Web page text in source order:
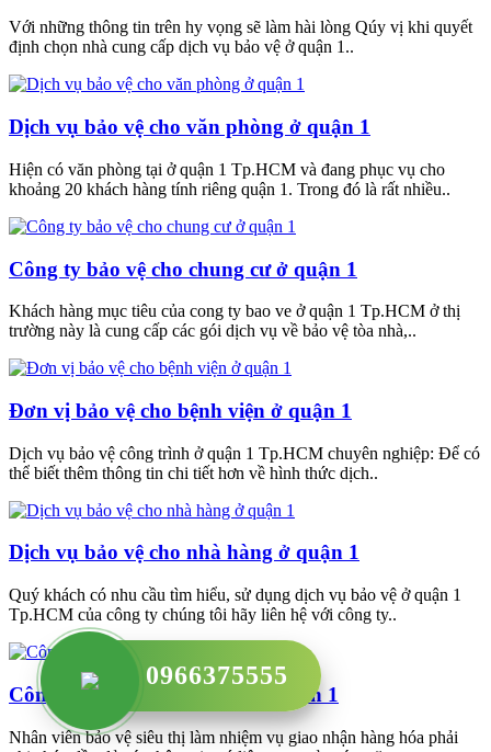
Với những thông tin trên hy vọng sẽ làm hài lòng Qúy vị khi quyết
định chọn nhà cung cấp dịch vụ bảo vệ ở quận 1..
Dịch vụ bảo vệ cho văn phòng ở quận 1
Hiện có văn phòng tại ở quận 1 Tp.HCM và đang phục vụ cho
khoảng 20 khách hàng tính riêng quận 1. Trong đó là rất nhiều..
Công ty bảo vệ cho chung cư ở quận 1
Khách hàng mục tiêu của cong ty bao ve ở quận 1 Tp.HCM ở thị
trường này là cung cấp các gói dịch vụ về bảo vệ tòa nhà,..
Đơn vị bảo vệ cho bệnh viện ở quận 1
Dịch vụ bảo vệ công trình ở quận 1 Tp.HCM chuyên nghiệp: Để có
thể biết thêm thông tin chi tiết hơn về hình thức dịch..
Dịch vụ bảo vệ cho nhà hàng ở quận 1
Quý khách có nhu cầu tìm hiểu, sử dụng dịch vụ bảo vệ ở quận 1
Tp.HCM của công ty chúng tôi hãy liên hệ với công ty..
Công ty bảo vệ cho siêu thị ở quận 1
Nhân viên bảo vệ siêu thị làm nhiệm vụ giao nhận hàng hóa phải
0966375555